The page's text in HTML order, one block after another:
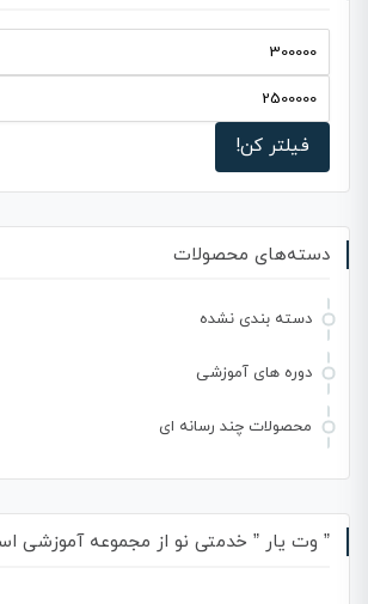
فیلتر کن!
دسته‌های محصولات
دسته بندی نشده
دوره های آموزشی
محصولات چند رسانه ای
” وت یار ” خدمتی نو از مجموعه آموزشی